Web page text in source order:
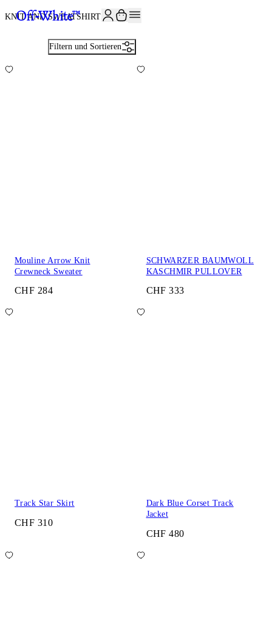
KNIT AND SWEATSHIRTS17
Filtern und Sortieren
Mouline Arrow Knit
Crewneck Sweater
CHF 284
SCHWARZER BAUMWOLL
KASCHMIR PULLOVER
CHF 333
Track Star Skirt
CHF 310
Dark Blue Corset Track
Jacket
CHF 480